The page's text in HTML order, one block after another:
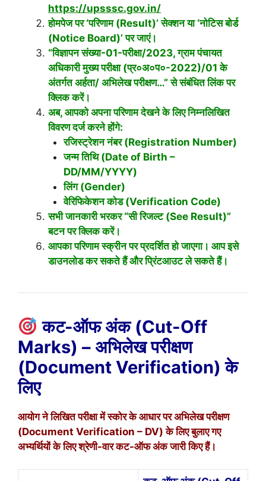
https://upsssc.gov.in/
होमपेज पर ‘परिणाम (Result)’ सेक्शन या ‘नोटिस बोर्ड
(Notice Board)’ पर जाएं।
“विज्ञापन संख्या-01-परीक्षा/2023, ग्राम पंचायत
अधिकारी मुख्य परीक्षा (प्र०अ०प०-2022)/01 के
अंतर्गत अर्हता/ अभिलेख परीक्षण…” से संबंधित लिंक पर
क्लिक करें।
अब, आपको अपना परिणाम देखने के लिए निम्नलिखित
विवरण दर्ज करने होंगे:
रजिस्ट्रेशन नंबर (Registration Number)
जन्म तिथि (Date of Birth –
DD/MM/YYYY)
लिंग (Gender)
वेरिफिकेशन कोड (Verification Code)
सभी जानकारी भरकर “सी रिजल्ट (See Result)”
बटन पर क्लिक करें।
आपका परिणाम स्क्रीन पर प्रदर्शित हो जाएगा। आप इसे
डाउनलोड कर सकते हैं और प्रिंटआउट ले सकते हैं।
कट-ऑफ अंक (Cut-Off
Marks) – अभिलेख परीक्षण
(Document Verification) के
लिए
आयोग ने लिखित परीक्षा में स्कोर के आधार पर अभिलेख परीक्षण
(Document Verification – DV) के लिए बुलाए गए
अभ्यर्थियों के लिए श्रेणी-वार कट-ऑफ अंक जारी किए हैं।